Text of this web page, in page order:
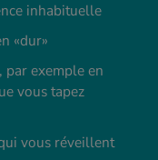
inhabituelle
«dur»
par exemple en
vous tapez
vous réveillent